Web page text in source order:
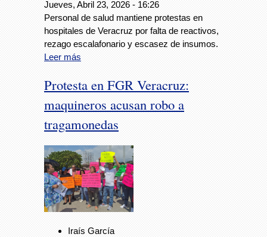
Jueves, Abril 23, 2026 - 16:26
Personal de salud mantiene protestas en
hospitales de Veracruz por falta de reactivos,
rezago escalafonario y escasez de insumos.
Leer más
Protesta en FGR Veracruz:
maquineros acusan robo a
tragamonedas
Iraís García